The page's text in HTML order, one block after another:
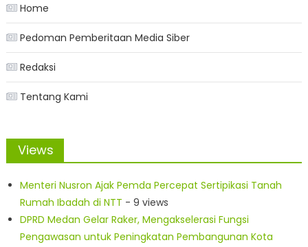
Home
Pedoman Pemberitaan Media Siber
Redaksi
Tentang Kami
Views
Menteri Nusron Ajak Pemda Percepat Sertipikasi Tanah
Rumah Ibadah di NTT - 9 views
DPRD Medan Gelar Raker, Mengakselerasi Fungsi
Pengawasan untuk Peningkatan Pembangunan Kota